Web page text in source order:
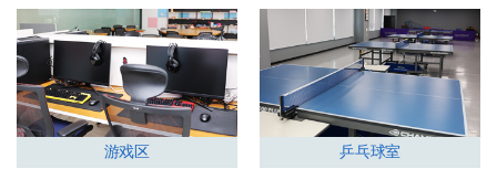
游戏区 乒乓球室